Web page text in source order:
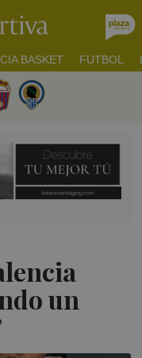
BASKET FUTBOL
un